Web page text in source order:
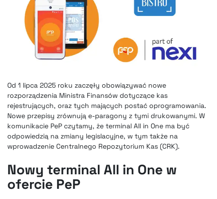
Od 1 lipca 2025 roku zaczęły obowiązywać nowe
rozporządzenia Ministra Finansów dotyczące kas
rejestrujących, oraz tych mających postać oprogramowania.
Nowe przepisy zrównują e-paragony z tymi drukowanymi. W
komunikacie PeP czytamy, że terminal All in One ma być
odpowiedzią na zmiany legislacyjne, w tym także na
wprowadzenie Centralnego Repozytorium Kas (CRK).
Nowy terminal All in One w
ofercie PeP